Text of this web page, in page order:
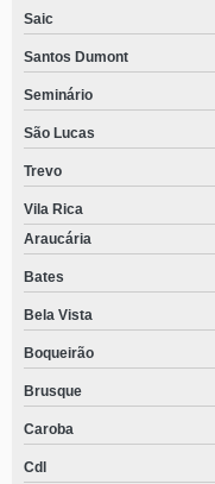
Saic
Santos Dumont
Seminário
São Lucas
Trevo
Vila Rica
Araucária
Bates
Bela Vista
Boqueirão
Brusque
Caroba
Cdl